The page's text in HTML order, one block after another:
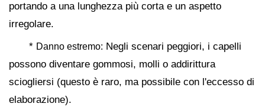
portando a una lunghezza più corta e un aspetto
irregolare.
* Danno estremo: Negli scenari peggiori, i capelli
possono diventare gommosi, molli o addirittura
sciogliersi (questo è raro, ma possibile con l'eccesso di
elaborazione).